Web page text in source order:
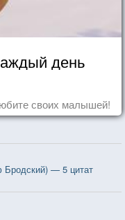
день
своих малышей!
— 5 цитат